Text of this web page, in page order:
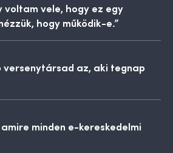
voltam vele, hogy ez egy
hogy működik-e.”
versenytársad az, aki tegnap
minden e-kereskedelmi